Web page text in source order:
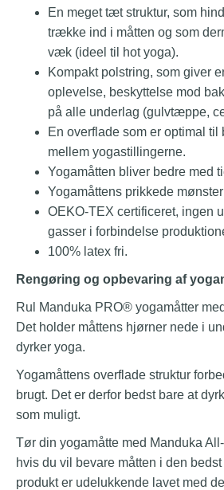
En meget tæt struktur, som
trække ind i måtten og som
væk (ideel til hot yoga).
Kompakt polstring, som giver
oplevelse, beskyttelse mod
på alle underlag (gulvtæppe,
En overflade som er optimal
mellem yogastillingerne.
Yogamåtten bliver bedre med
Yogamåttens prikkede
OEKO-TEX certificeret, ingen
gasser i forbindelse
100% latex fri.
Rengøring og opbevaring af
Rul Manduka PRO® yogamåtter
Det holder måttens hjørner nede i
dyrker yoga.
Yogamåttens overflade struktur
brugt. Det er derfor bedst bare at
som muligt.
Tør din yogamåtte med Manduka
hvis du vil bevare måtten i den
produkt er udelukkende lavet med